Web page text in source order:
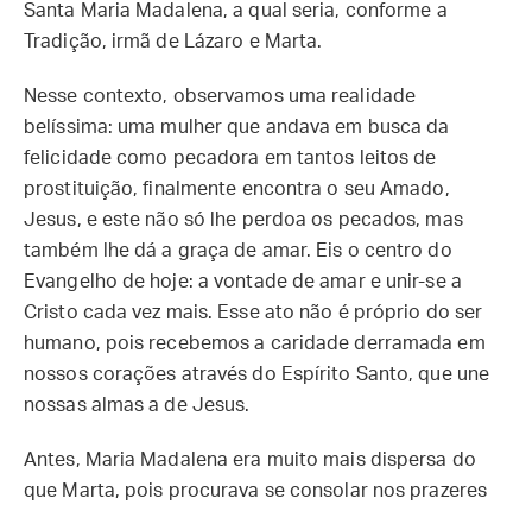
Santa Maria Madalena, a qual seria, conforme a
Tradição, irmã de Lázaro e Marta.
Nesse contexto, observamos uma realidade
belíssima: uma mulher que andava em busca da
felicidade como pecadora em tantos leitos de
prostituição, finalmente encontra o seu Amado,
Jesus, e este não só lhe perdoa os pecados, mas
também lhe dá a graça de amar. Eis o centro do
Evangelho de hoje: a vontade de amar e unir-se a
Cristo cada vez mais. Esse ato não é próprio do ser
humano, pois recebemos a caridade derramada em
nossos corações através do Espírito Santo, que une
nossas almas a de Jesus.
Antes, Maria Madalena era muito mais dispersa do
que Marta, pois procurava se consolar nos prazeres